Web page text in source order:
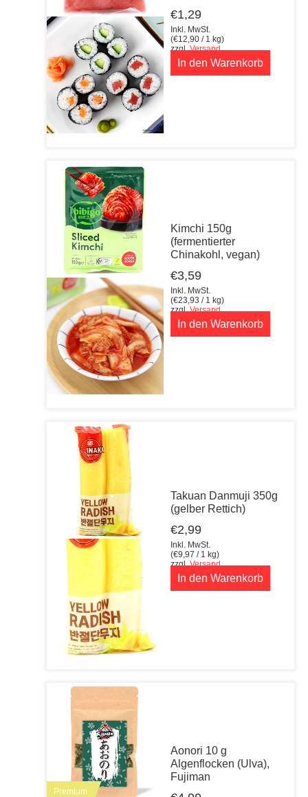
€1,29
Inkl. MwSt.
(€12,90 / 1 kg)
zzgl.Versand
In den Warenkorb
Kimchi 150g
(fermentierter
Chinakohl, vegan)
€3,59
Inkl. MwSt.
(€23,93 / 1 kg)
zzgl.Versand
In den Warenkorb
Takuan Danmuji 350g
(gelber Rettich)
€2,99
Inkl. MwSt.
(€9,97 / 1 kg)
zzgl.Versand
In den Warenkorb
Premium
Aonori 10 g
Algenflocken (Ulva),
Fujiman